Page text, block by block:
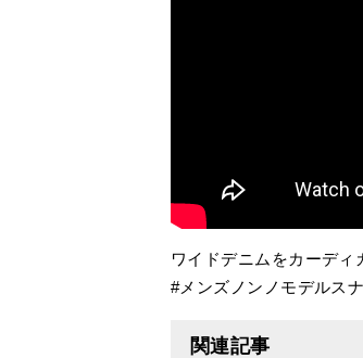
ワイドデニムをカーディ
#メンズノンノモデルス
関連記事